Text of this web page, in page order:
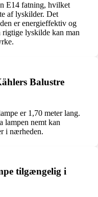
E14 fatning, hvilket
af lyskilder. Det
er energieffektiv og
lyskilde kan man
Balustre
er 1,70 meter lang.
lampen nemt kan
i nærheden.
tilgængelig i